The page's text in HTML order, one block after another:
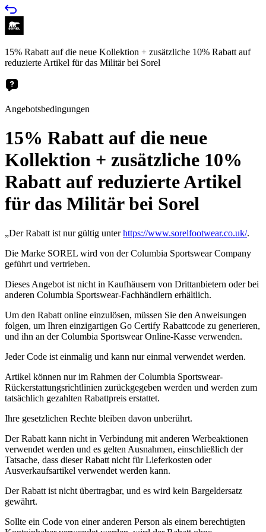
15% Rabatt auf die neue Kollektion + zusätzliche 10% Rabatt auf
reduzierte Artikel für das Militär bei Sorel
Angebotsbedingungen
15% Rabatt auf die neue
Kollektion + zusätzliche 10%
Rabatt auf reduzierte Artikel
für das Militär bei Sorel
„Der Rabatt ist nur gültig unterhttps://www.sorelfootwear.co.uk/.
Die Marke SOREL wird von der Columbia Sportswear Company
geführt und vertrieben.
Dieses Angebot ist nicht in Kaufhäusern von Drittanbietern oder bei
anderen Columbia Sportswear-Fachhändlern erhältlich.
Um den Rabatt online einzulösen, müssen Sie den Anweisungen
folgen, um Ihren einzigartigen Go Certify Rabattcode zu generieren,
und ihn an der Columbia Sportswear Online-Kasse verwenden.
Jeder Code ist einmalig und kann nur einmal verwendet werden.
Artikel können nur im Rahmen der Columbia Sportswear-
Rückerstattungsrichtlinien zurückgegeben werden und werden zum
tatsächlich gezahlten Rabattpreis erstattet.
Ihre gesetzlichen Rechte bleiben davon unberührt.
Der Rabatt kann nicht in Verbindung mit anderen Werbeaktionen
verwendet werden und es gelten Ausnahmen, einschließlich der
Tatsache, dass dieser Rabatt nicht für Lieferkosten oder
Ausverkaufsartikel verwendet werden kann.
Der Rabatt ist nicht übertragbar, und es wird kein Bargeldersatz
gewährt.
Sollte ein Code von einer anderen Person als einem berechtigten